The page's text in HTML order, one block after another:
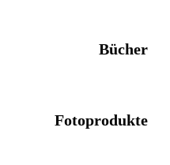
Bücher
Fotoprodukte